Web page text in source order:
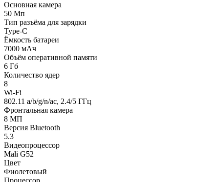
Основная камера
50 Мп
Тип разъёма для зарядки
Type-C
Ёмкость батареи
7000 мАч
Объём оперативной памяти
6 Гб
Количество ядер
8
Wi-Fi
802.11 a/b/g/n/ac, 2.4/5 ГГц
Фронтальная камера
8 МП
Версия Bluetooth
5.3
Видеопроцессор
Mali G52
Цвет
Фиолетовый
Процессор